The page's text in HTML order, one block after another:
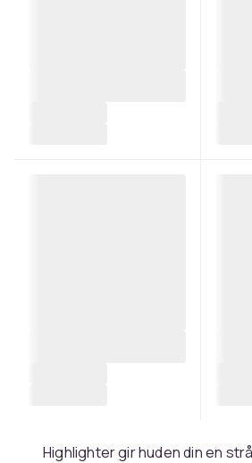
Highlighter gir huden din en